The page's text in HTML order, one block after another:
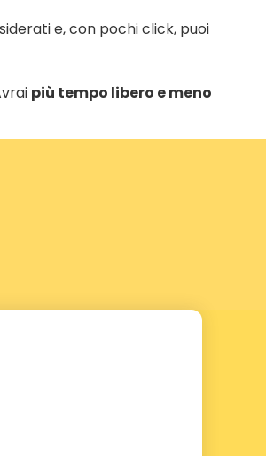
e, con pochi click, puoi
più tempo libero e meno